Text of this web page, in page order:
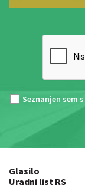
Seznanjen sem s
Glasilo
Uradni list RS